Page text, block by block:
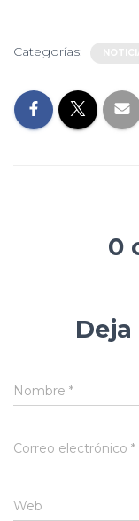
Categorías:
0
Nombre *
Correo electrónico *
Web